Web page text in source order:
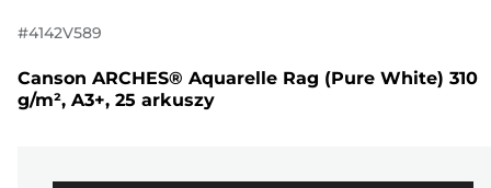
#4142V589
Canson ARCHES® Aquarelle Rag (Pure White) 310
g/m², A3+, 25 arkuszy